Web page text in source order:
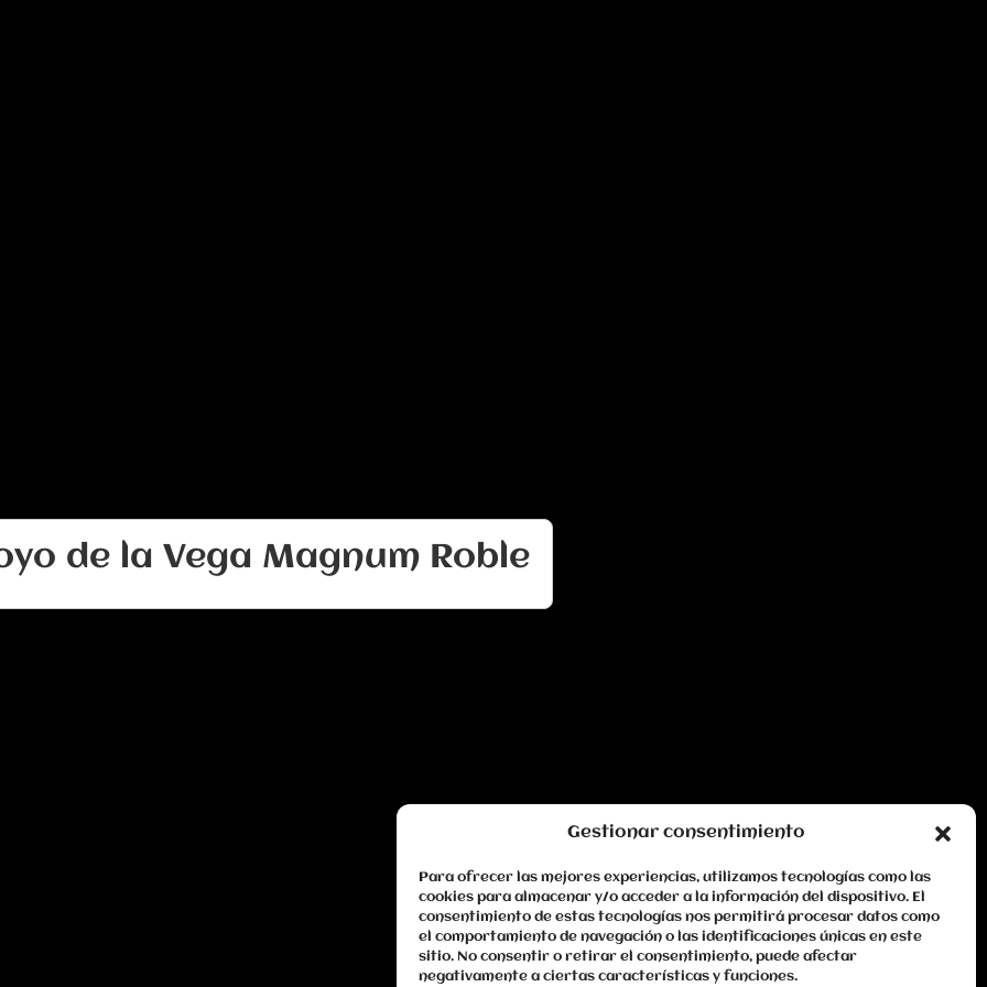
Gestionar consentimiento
Para ofrecer las mejores experiencias, utilizamos tecnologías como las
cookies para almacenar y/o acceder a la información del dispositivo. El
consentimiento de estas tecnologías nos permitirá procesar datos como
el comportamiento de navegación o las identificaciones únicas en este
sitio. No consentir o retirar el consentimiento, puede afectar
negativamente a ciertas características y funciones.
de la Vega Magnum Roble